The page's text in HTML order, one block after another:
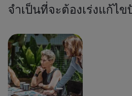
จำเป็นที่จะต้องเร่งแก้ไ